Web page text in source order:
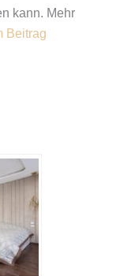
kann. Mehr
Beitrag